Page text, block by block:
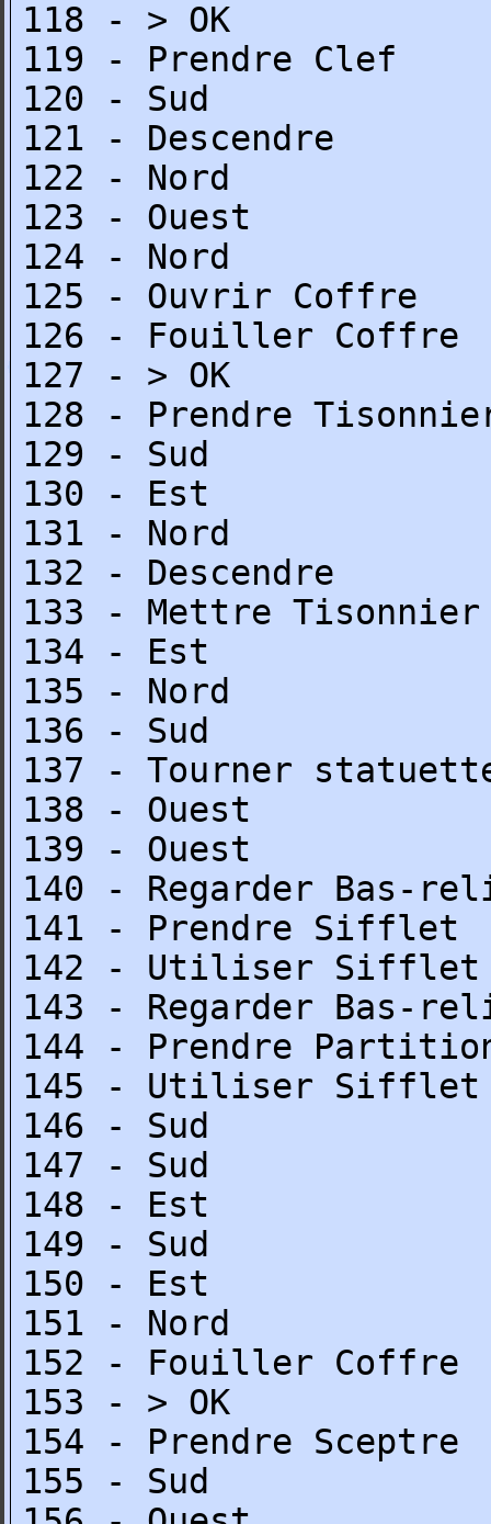
118 - > OK
119 - Prendre Clef
120 - Sud
121 - Descendre
122 - Nord
123 - Ouest
124 - Nord
125 - Ouvrir Coffre
126 - Fouiller Coffre
127 - > OK
128 - Prendre
129 - Sud
130 - Est
131 - Nord
132 - Descendre
133 - Mettre Tisonnier
134 - Est
135 - Nord
136 - Sud
137 - Tourner
138 - Ouest
139 - Ouest
140 - Regarder Bas-
141 - Prendre Sifflet
142 - Utiliser Sifflet
143 - Regarder Bas-
144 - Prendre
145 - Utiliser Sifflet
146 - Sud
147 - Sud
148 - Est
149 - Sud
150 - Est
151 - Nord
152 - Fouiller Coffre
153 - > OK
154 - Prendre Sceptre
155 - Sud